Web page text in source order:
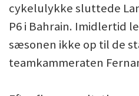
cykelulykke sluttede
P6 i Bahrain. Imidlertid
sæsonen ikke op til de
teamkammeraten